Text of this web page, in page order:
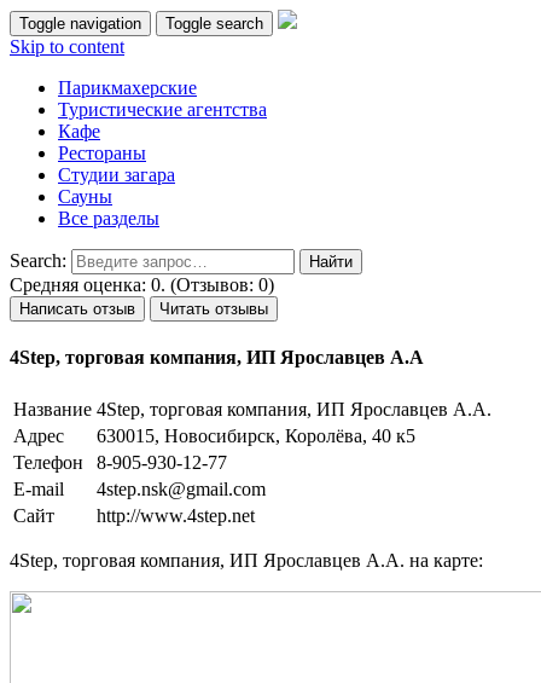
Toggle navigation Toggle search
Skip to content
Парикмахерские
Туристические агентства
Кафе
Рестораны
Студии загара
Сауны
Все разделы
Search:
Средняя оценка: 0. (Отзывов: 0)
Написать отзыв Читать отзывы
4Step, торговая компания, ИП Ярославцев А.А
Название 4Step, торговая компания, ИП Ярославцев А.А.
Адрес
630015, Новосибирск, Королёва, 40 к5
Телефон
8-905-930-12-77
E-mail
4step.nsk@gmail.com
Сайт
http://www.4step.net
4Step, торговая компания, ИП Ярославцев А.А. на карте: